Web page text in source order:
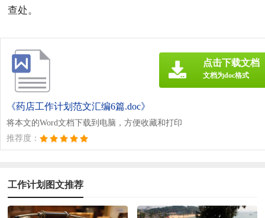
查处。
《药店工作计划范文汇编6篇.doc》
将本文的Word文档下载到电脑，方便收藏和打印
推荐度：
点击下载文档
文档为doc格式
工作计划图文推荐